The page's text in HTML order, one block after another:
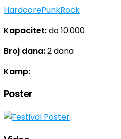
HardcorePunkRock
Kapacitet:do 10.000
Broj dana:2 dana
Kamp:
Poster